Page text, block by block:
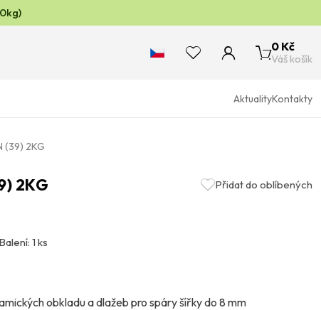
0 Kč
Váš košík
AktualityKontakty
(39) 2KG
2KG
Přidat do oblíbených
Balení: 1 ks
obkladu a dlažeb pro spáry šířky do 8 mm